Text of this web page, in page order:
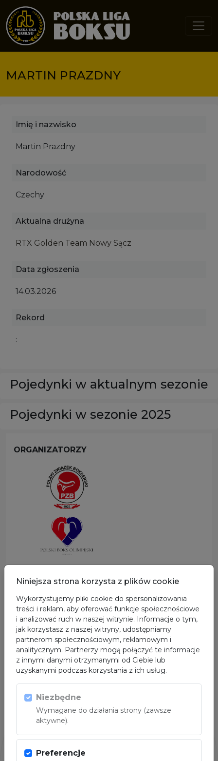
Przejdź do treści
MARTIN PRAZDNY
Imię i nazwisko
Martin Prazdny
Narodowość
Czechy
Aktualna drużyna
RTX Golden Team Nowy Sącz
Data zgłoszenia
14.03.2026
Rekord
:
Pojedynki w aktualnym sezonie
Pojedynki w sezonie 2025
ORGANIZATORZY
SPONSOR GŁÓWNY
Niniejsza strona korzysta z plików cookie
Wykorzystujemy pliki cookie do spersonalizowania
treści i reklam, aby oferować funkcje społecznościowe
i analizować ruch w naszej witrynie. Informacje o tym,
jak korzystasz z naszej witryny, udostępniamy
partnerom społecznościowym, reklamowym i
analitycznym. Partnerzy mogą połączyć te informacje
z innymi danymi otrzymanymi od Ciebie lub
uzyskanymi podczas korzystania z ich usług.
Niezbędne
Wymagane do działania strony (zawsze
aktywne).
Preferencje